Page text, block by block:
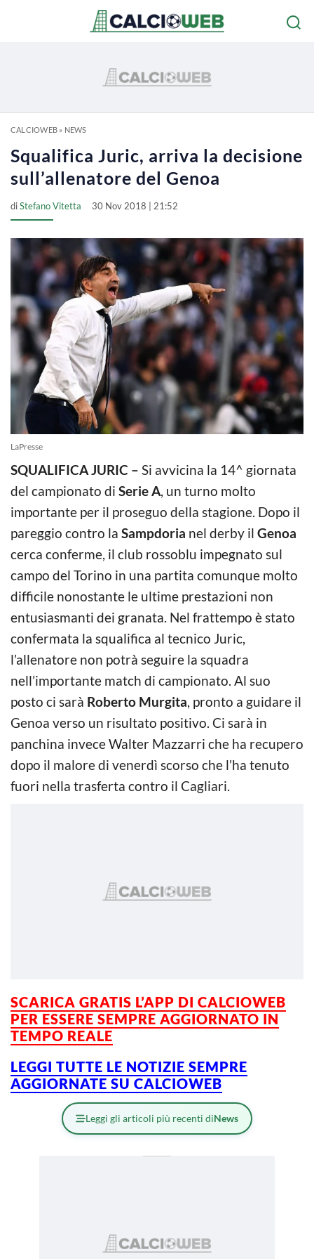
CALCIOWEB» NEWS
Squalifica Juric, arriva la decisione
sull’allenatore del Genoa
diStefano Vitetta 30 Nov 2018 | 21:52
LaPresse
SQUALIFICA JURIC – Si avvicina la 14^ giornata
del campionato di Serie A, un turno molto
importante per il proseguo della stagione. Dopo il
pareggio contro la Sampdoria nel derby il Genoa
cerca conferme, il club rossoblu impegnato sul
campo del Torino in una partita comunque molto
difficile nonostante le ultime prestazioni non
entusiasmanti dei granata. Nel frattempo è stato
confermata la squalifica al tecnico Juric,
l’allenatore non potrà seguire la squadra
nell’importante match di campionato. Al suo
posto ci sarà Roberto Murgita, pronto a guidare il
Genoa verso un risultato positivo. Ci sarà in
panchina invece Walter Mazzarri che ha recupero
dopo il malore di venerdì scorso che l’ha tenuto
fuori nella trasferta contro il Cagliari.
SCARICA GRATIS L’APP DI CALCIOWEB
PER ESSERE SEMPRE AGGIORNATO IN
TEMPO REALE
LEGGI TUTTE LE NOTIZIE SEMPRE
AGGIORNATE SU CALCIOWEB
Leggi gli articoli più recenti diNews